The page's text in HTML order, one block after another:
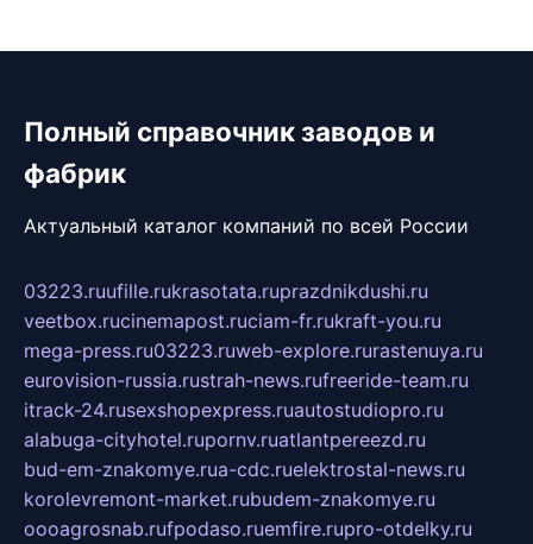
Полный справочник заводов и
фабрик
Актуальный каталог компаний по всей России
03223.ruufille.rukrasotata.ruprazdnikdushi.ru
veetbox.rucinemapost.ruciam-fr.rukraft-you.ru
mega-press.ru03223.ruweb-explore.rurastenuya.ru
eurovision-russia.rustrah-news.rufreeride-team.ru
itrack-24.rusexshopexpress.ruautostudiopro.ru
alabuga-cityhotel.rupornv.ruatlantpereezd.ru
bud-em-znakomye.rua-cdc.ruelektrostal-news.ru
korolevremont-market.rubudem-znakomye.ru
oooagrosnab.rufpodaso.ruemfire.rupro-otdelky.ru